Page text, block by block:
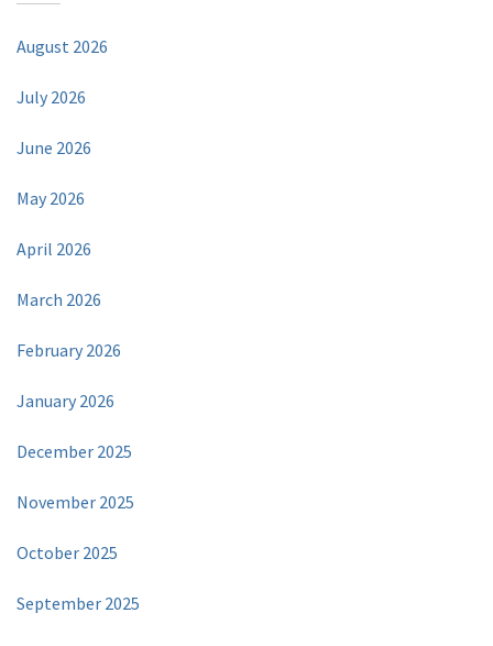
August 2026
July 2026
June 2026
May 2026
April 2026
March 2026
February 2026
January 2026
December 2025
November 2025
October 2025
September 2025